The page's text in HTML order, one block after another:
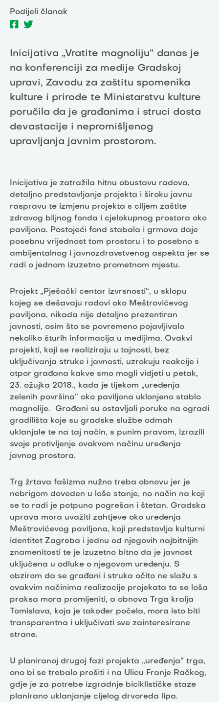
Podijeli članak
Inicijativa „Vratite magnoliju“ danas je
na konferenciji za medije Gradskoj
upravi, Zavodu za zaštitu spomenika
kulture i prirode te Ministarstvu kulture
poručila da je građanima i struci dosta
devastacije i nepromišljenog
upravljanja javnim prostorom.
Inicijativa je zatražila hitnu obustavu radova,
detaljno predstavljanje projekta i široku javnu
raspravu te izmjenu projekta s ciljem zaštite
zdravog biljnog fonda i cjelokupnog prostora oko
paviljona. Postojeći fond stabala i grmova daje
posebnu vrijednost tom prostoru i to posebno s
ambijentalnog i javnozdravstvenog aspekta jer se
radi o jednom izuzetno prometnom mjestu.
Projekt „Pješački centar izvrsnosti“, u sklopu
kojeg se dešavaju radovi oko Meštrovićevog
paviljona, nikada nije detaljno prezentiran
javnosti, osim što se povremeno pojavljivalo
nekoliko šturih informacija u medijima. Ovakvi
projekti, koji se realiziraju u tajnosti, bez
uključivanja struke i javnosti, uzrokuju reakcije i
otpor građana kakve smo mogli vidjeti u petak,
23. ožujka 2018., kada je tijekom „uređenja
zelenih površina“ oko paviljona uklonjeno stablo
magnolije. Građani su ostavljali poruke na ogradi
gradilišta koje su gradske službe odmah
uklanjale te na taj način, s punim pravom, izrazili
svoje protivljenje ovakvom načinu uređenja
javnog prostora.
Trg žrtava fašizma nužno treba obnovu jer je
nebrigom doveden u loše stanje, no način na koji
se to radi je potpuno pogrešan i štetan. Gradska
uprava mora uvažiti zahtjeve oko uređenja
Meštrovićevog paviljona, koji predstavlja kulturni
identitet Zagreba i jednu od njegovih najbitnijih
znamenitosti te je izuzetno bitno da je javnost
uključena u odluke o njegovom uređenju. S
obzirom da se građani i struka očito ne slažu s
ovakvim načinima realizacije projekata ta se loša
praksa mora promijeniti, a obnova Trga kralja
Tomislava, koja je također počela, mora isto biti
transparentna i uključivati sve zainteresirane
strane.
U planiranoj drugoj fazi projekta „uređenja“ trga,
ono bi se trebalo prošiti i na Ulicu Franje Račkog,
gdje je za potrebe izgradnje biciklističke staze
planirano uklanjanje cijelog drvoreda lipa.